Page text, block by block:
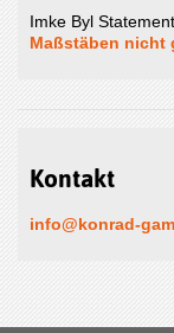
Kontakt
info@konrad-
Imke Byl
Maßstäben nicht